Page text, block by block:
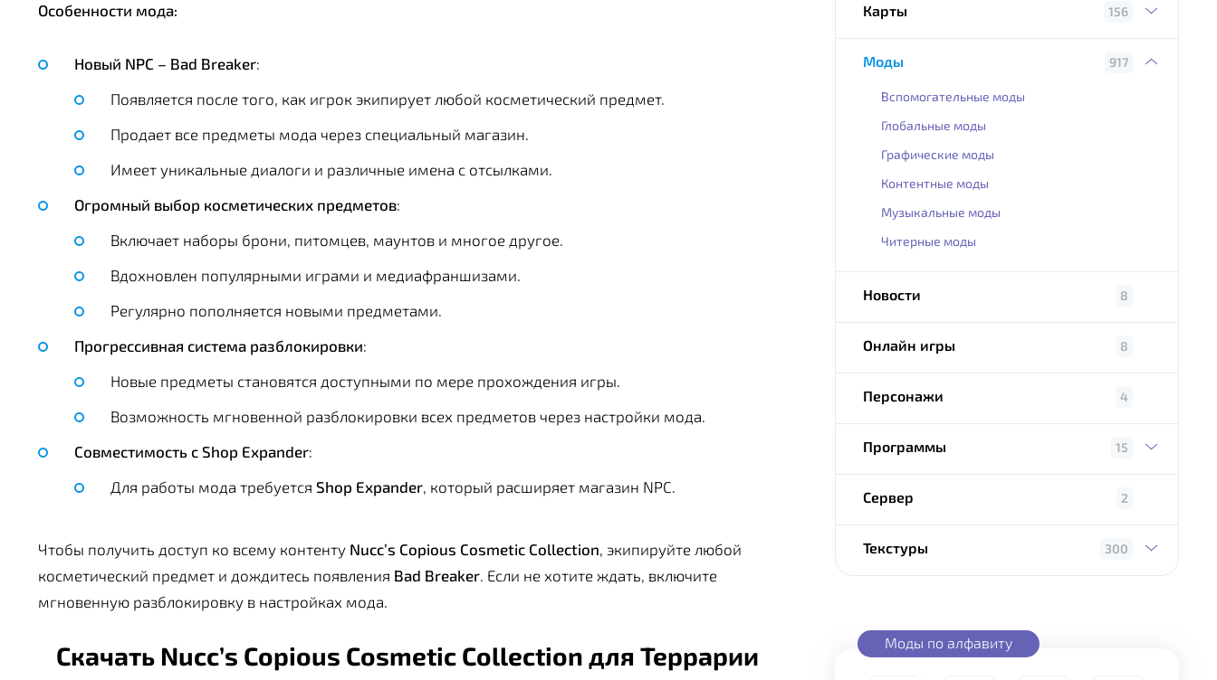
Особенности мода:
Новый NPC – Bad Breaker:
Появляется после того, как игрок экипирует любой косметический предмет.
Продает все предметы мода через специальный магазин.
Имеет уникальные диалоги и различные имена с отсылками.
Огромный выбор косметических предметов:
Включает наборы брони, питомцев, маунтов и многое другое.
Вдохновлен популярными играми и медиафраншизами.
Регулярно пополняется новыми предметами.
Прогрессивная система разблокировки:
Новые предметы становятся доступными по мере прохождения игры.
Возможность мгновенной разблокировки всех предметов через настройки мода.
Совместимость с Shop Expander:
Для работы мода требуется Shop Expander, который расширяет магазин NPC.
Чтобы получить доступ ко всему контенту Nucc’s Copious Cosmetic Collection, экипируйте любой
косметический предмет и дождитесь появления Bad Breaker. Если не хотите ждать, включите
мгновенную разблокировку в настройках мода.
Скачать Nucc’s Copious Cosmetic Collection для Террарии
Карты 156
Моды 917
Вспомогательные моды
Глобальные моды
Графические моды
Контентные моды
Музыкальные моды
Читерные моды
Новости 8
Онлайн игры 8
Персонажи 4
Программы 15
Сервер 2
Текстуры 300
Моды по алфавиту